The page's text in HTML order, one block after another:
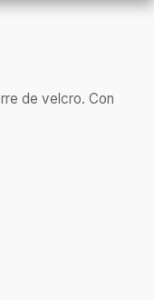
de velcro. Con